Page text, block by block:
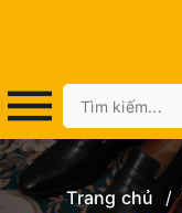
Trang chủ /